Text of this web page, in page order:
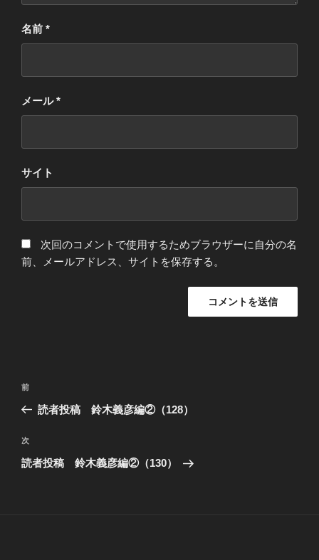
名前 *
メール*
サイト
次回のコメントで使用するためブラウザーに自分の名
前、メールアドレス、サイトを保存する。
投
ビ
ゲ
過
去
投
稿
前
読者投稿 鈴木義彦編②（128）
次
の
次
読者投稿 鈴木義彦編②（130）